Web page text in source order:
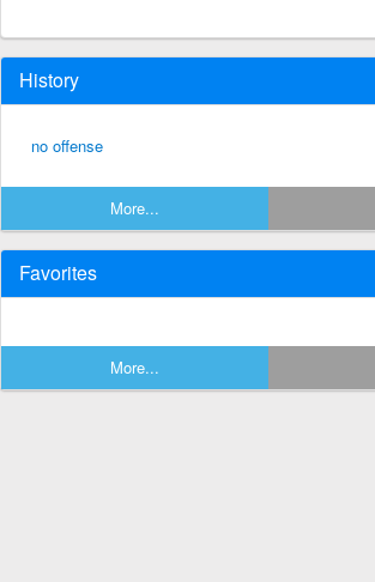
History
no offense
More...
Favorites
More...